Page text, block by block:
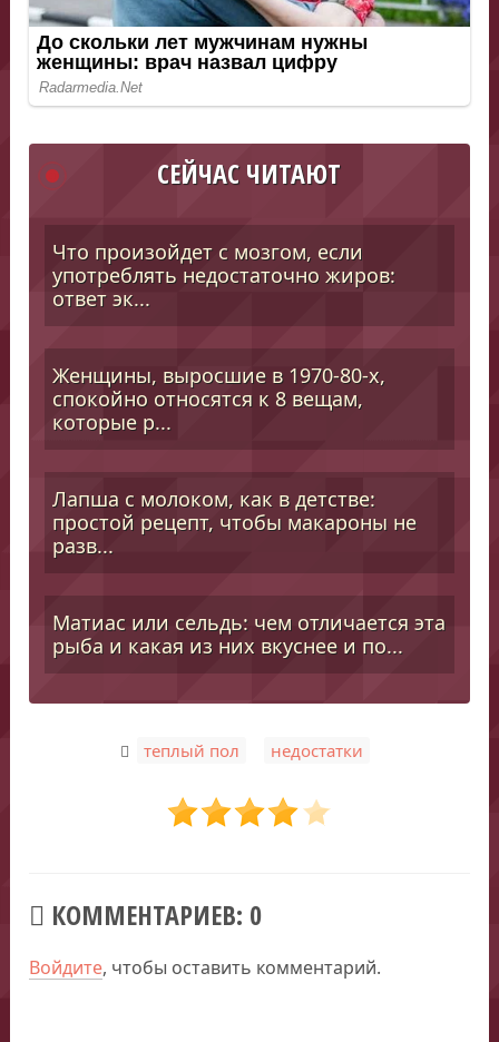
СЕЙЧАС ЧИТАЮТ
Что произойдет с мозгом, если
употреблять недостаточно жиров:
ответ эк...
Женщины, выросшие в 1970-80-х,
спокойно относятся к 8 вещам,
которые р...
Лапша с молоком, как в детстве:
простой рецепт, чтобы макароны не
разв...
Матиас или сельдь: чем отличается эта
рыба и какая из них вкуснее и по...
теплый пол недостатки
КОММЕНТАРИЕВ: 0
Войдите, чтобы оставить комментарий.